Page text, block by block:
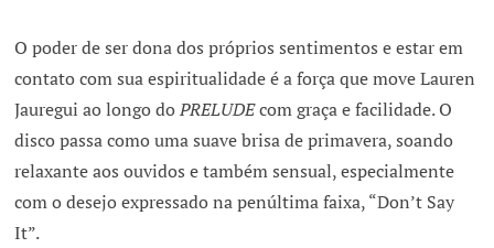
O poder de ser dona dos próprios sentimentos e estar em
contato com sua espiritualidade é a força que move Lauren
Jauregui ao longo doPRELUDEcom graça e facilidade. O
disco passa como uma suave brisa de primavera, soando
relaxante aos ouvidos e também sensual, especialmente
com o desejo expressado na penúltima faixa, “Don’t Say
It”.